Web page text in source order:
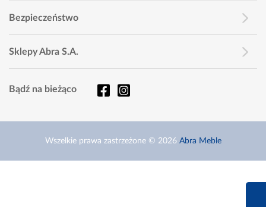
Bezpieczeństwo
Sklepy Abra S.A.
Bądź na bieżąco
Wszelkie prawa zastrzeżone © 2026 Abra Meble